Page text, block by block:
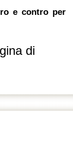
e contro per
di